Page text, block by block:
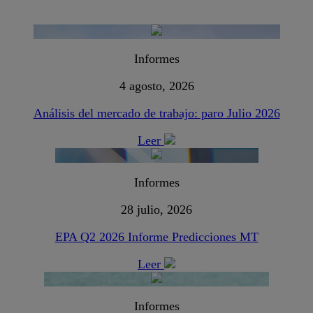
Informes
4 agosto, 2026
Análisis del mercado de trabajo: paro Julio 2026
Leer
Informes
28 julio, 2026
EPA Q2 2026 Informe Predicciones MT
Leer
Informes